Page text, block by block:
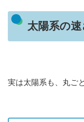
太陽系の速
実は太陽系も、丸ご